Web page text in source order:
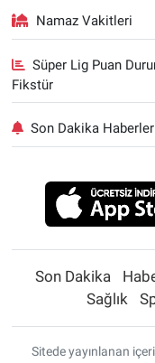
Namaz Vakitleri
Süper Lig Puan
Fikstür
Son Dakika
Son Dakika
Sağlık
Sitede yayınlanan